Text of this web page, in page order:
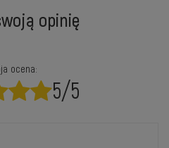
opinię
ocena:
5/5